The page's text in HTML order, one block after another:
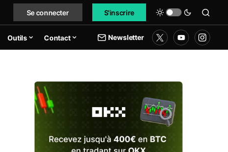
Se connecter S'inscrire
Outils Contact Newsletter